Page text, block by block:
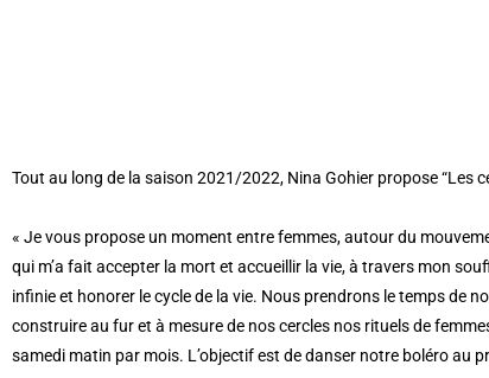
Tout au long de la saison 2021/2022, Nina Gohier propose “Les
« Je vous propose un moment entre femmes, autour du
qui m’a fait accepter la mort et accueillir la vie, à travers mon
infinie et honorer le cycle de la vie. Nous prendrons le temps de
construire au fur et à mesure de nos cercles nos rituels de
samedi matin par mois. L’objectif est de danser notre boléro au